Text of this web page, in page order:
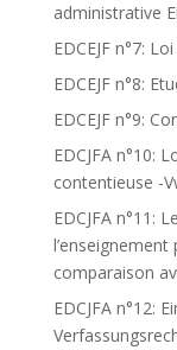
administrative
EDCEJF n°7:
EDCEJF n°8:
EDCEJF n°9:
EDCJFA n°10:
contentieuse -
EDCJFA n°11:
comparaison
EDCJFA n°12: